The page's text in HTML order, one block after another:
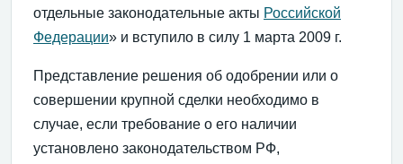
отдельные законодательные акты Российской
Федерации» и вступило в силу 1 марта 2009 г.
Представление решения об одобрении или о
совершении крупной сделки необходимо в
случае, если требование о его наличии
установлено законодательством РФ,